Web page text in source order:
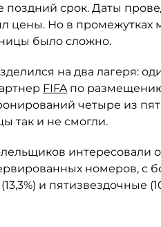
поздний срок. Даты
цены. Но в промежутках
было сложно.
на два лагеря:
FIFAпо размещению
четыре из
так и не смогли.
интересовали
номеров,
и пятизвездочные